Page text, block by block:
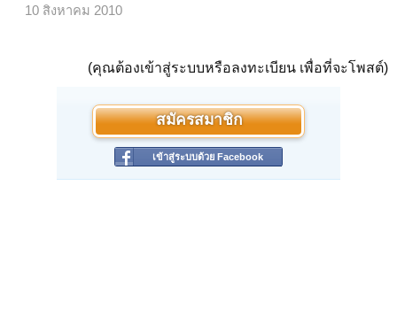
10 สิงหาคม 2010
(คุณต้องเข้าสู่ระบบหรือลงทะเบียน เพื่อที่จะโพสต์)
สมัครสมาชิก
เข้าสู่ระบบด้วย Facebook